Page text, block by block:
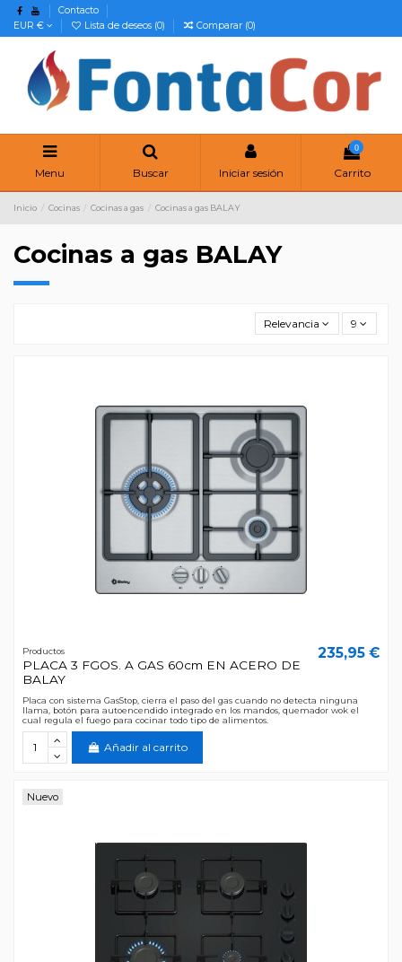
Contacto
EUR €
Lista de deseos (0) Comparar (0)
Menu Buscar Iniciar sesión
0
Carrito
Inicio Cocinas Cocinas a gas Cocinas a gas BALAY
Cocinas a gas BALAY
Relevancia 9
Productos
PLACA 3 FGOS. A GAS 60cm EN ACERO DE
BALAY
235,95 €
Placa con sistema GasStop, cierra el paso del gas cuando no detecta ninguna
llama, botón para autoencendido integrado en los mandos, quemador wok el
cual regula el fuego para cocinar todo tipo de alimentos.
Añadir al carrito
Nuevo